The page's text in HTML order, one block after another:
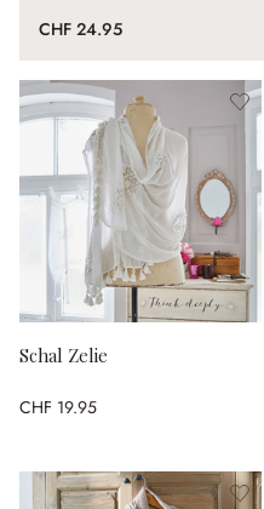
CHF 24.95
Schal Zelie
CHF 19.95